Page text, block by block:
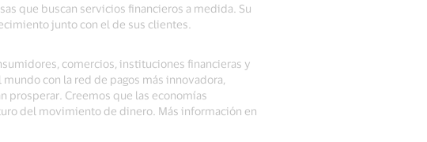
que buscan servicios financieros a medida. Su
junto con el de sus clientes.
comercios, instituciones financieras y
con la red de pagos más innovadora,
prosperar. Creemos que las economías
del movimiento de dinero. Más información en